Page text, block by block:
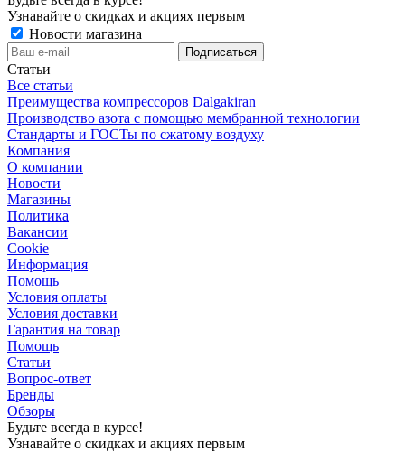
Узнавайте о скидках и акциях первым
Новости магазина
Статьи
Все статьи
Преимущества компрессоров Dalgakiran
Производство азота с помощью мембранной технологии
Стандарты и ГОСТы по сжатому воздуху
Компания
О компании
Новости
Магазины
Политика
Вакансии
Сookie
Информация
Помощь
Условия оплаты
Условия доставки
Гарантия на товар
Помощь
Статьи
Вопрос-ответ
Бренды
Обзоры
Будьте всегда в курсе!
Узнавайте о скидках и акциях первым